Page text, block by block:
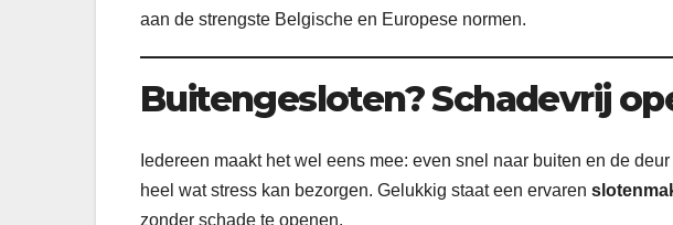
aan de strengste Belgische en Europese normen.
Buitengesloten? Schadevrij
Iedereen maakt het wel eens mee: even snel naar buiten en de
heel wat stress kan bezorgen. Gelukkig staat een ervaren
zonder schade te openen.